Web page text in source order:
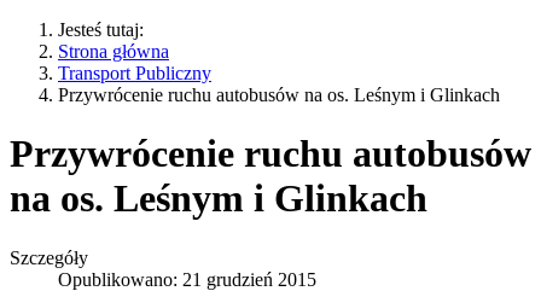
Jesteś tutaj:
Strona główna
Transport Publiczny
Przywrócenie ruchu autobusów na os. Leśnym i Glinkach
Przywrócenie ruchu autobusów
na os. Leśnym i Glinkach
Szczegóły
Opublikowano: 21 grudzień 2015